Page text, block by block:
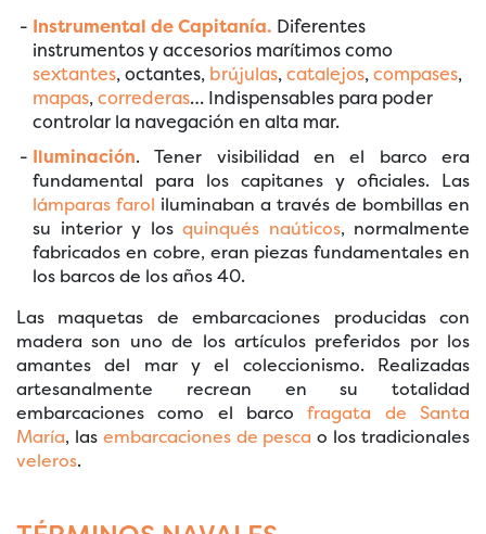
Instrumental de Capitanía. Diferentes
instrumentos y accesorios marítimos como
sextantes, octantes, brújulas,catalejos,compases,
mapas,correderas… Indispensables para poder
controlar la navegación en alta mar.
Iluminación. Tener visibilidad en el barco era
fundamental para los capitanes y oficiales. Las
lámparas farol iluminaban a través de bombillas en
su interior y los quinqués naúticos, normalmente
fabricados en cobre, eran piezas fundamentales en
los barcos de los años 40.
Las maquetas de embarcaciones producidas con
madera son uno de los artículos preferidos por los
amantes del mar y el coleccionismo. Realizadas
artesanalmente recrean en su totalidad
embarcaciones como el barcofragata de Santa
María, las embarcaciones de pesca o los tradicionales
veleros.